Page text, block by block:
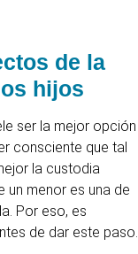
de la
hijos
ser la mejor opción
consciente que tal
la custodia
un menor es una de
Por eso, es
de dar este paso.